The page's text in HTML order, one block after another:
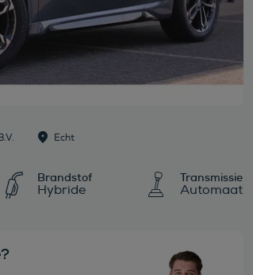
Echt
Brandstof
Hybride
Transmissie
Automaat